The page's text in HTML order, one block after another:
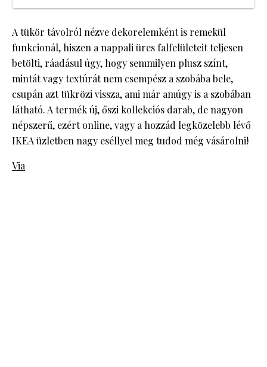
A tükör távolról nézve dekorelemként is remekül
funkcionál, hiszen a nappali üres falfelületeit teljesen
betölti, ráadásul úgy, hogy semmilyen plusz színt,
mintát vagy textúrát nem csempész a szobába bele,
csupán azt tükrözi vissza, ami már amúgy is a szobában
látható. A termék új, őszi kollekciós darab, de nagyon
népszerű, ezért online, vagy a hozzád legközelebb lévő
IKEA üzletben nagy eséllyel meg tudod még vásárolni!
Via